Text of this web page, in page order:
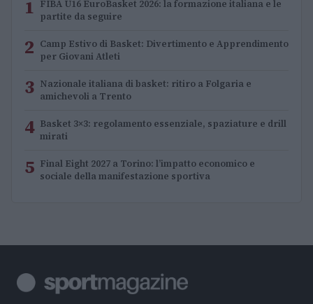
1 FIBA U16 EuroBasket 2026: la formazione italiana e le
partite da seguire
2 Camp Estivo di Basket: Divertimento e Apprendimento
per Giovani Atleti
3 Nazionale italiana di basket: ritiro a Folgaria e
amichevoli a Trento
4 Basket 3×3: regolamento essenziale, spaziature e drill
mirati
5 Final Eight 2027 a Torino: l’impatto economico e
sociale della manifestazione sportiva